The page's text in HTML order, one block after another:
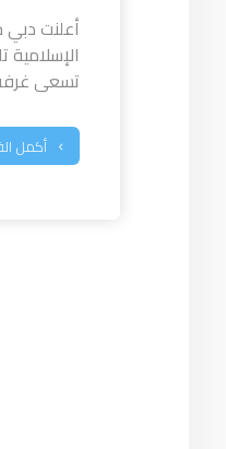
الإسلامية
تسعى
أكمل